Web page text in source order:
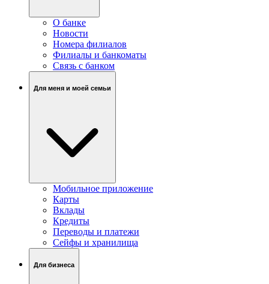
О банке
Новости
Номера филиалов
Филиалы и банкоматы
Связь c банком
Для меня и моей семьи
Мобильное приложение
Карты
Вклады
Кредиты
Переводы и платежи
Сейфы и хранилища
Для бизнеса